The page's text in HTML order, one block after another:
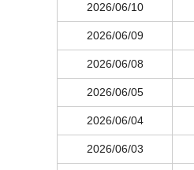
2026/06/10
2026/06/09
2026/06/08
2026/06/05
2026/06/04
2026/06/03